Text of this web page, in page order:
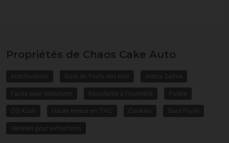
Propriétés de Chaos Cake Auto
Autofloraison Goût de Fruits des bois Indica Sativa
Facile pour débutants Résistante à l'humidité Purple
OG Kush Haute teneur en THC Cookies Gout Fruité
Variétés pour extractions